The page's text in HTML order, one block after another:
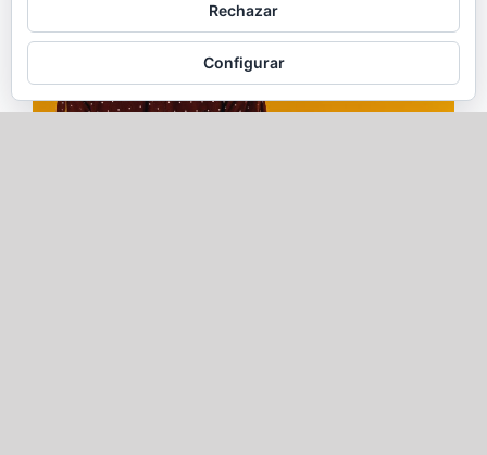
Rechazar
Configurar